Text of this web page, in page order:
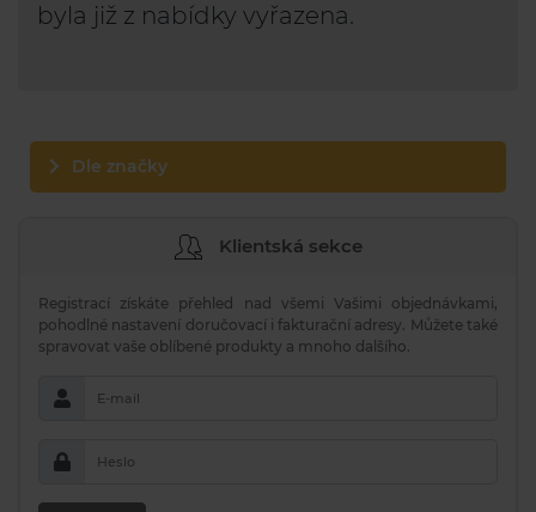
byla již z nabídky vyřazena.
Dle značky
Klientská sekce
Registrací získáte přehled nad všemi Vašimi objednávkami,
pohodlné nastavení doručovací i fakturační adresy. Můžete také
spravovat vaše oblíbené produkty a mnoho dalšího.
E-mail
Heslo